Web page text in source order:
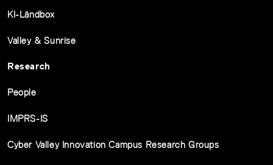
KI-Ländbox
Valley & Sunrise
Research
People
IMPRS-IS
Cyber Valley Innovation Campus Research Groups